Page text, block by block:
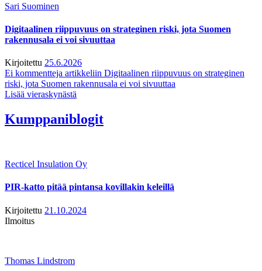
Sari Suominen
Digitaalinen riippuvuus on strateginen riski, jota Suomen
rakennusala ei voi sivuuttaa
Kirjoitettu 25.6.2026
Ei kommentteja artikkeliin Digitaalinen riippuvuus on strateginen
riski, jota Suomen rakennusala ei voi sivuuttaa
Lisää vieraskynästä
Kumppaniblogit
Recticel Insulation Oy
PIR-katto pitää pintansa kovillakin keleillä
Kirjoitettu 21.10.2024
Ilmoitus
Thomas Lindstrom